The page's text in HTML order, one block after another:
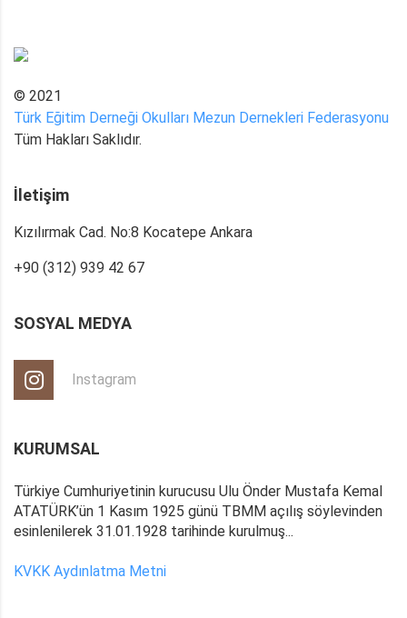
© 2021
Türk Eğitim Derneği Okulları Mezun Dernekleri Federasyonu
Tüm Hakları Saklıdır.
İletişim
Kızılırmak Cad. No:8 Kocatepe Ankara
+90 (312) 939 42 67
SOSYAL MEDYA
Instagram
KURUMSAL
Türkiye Cumhuriyetinin kurucusu Ulu Önder Mustafa Kemal
ATATÜRK’ün 1 Kasım 1925 günü TBMM açılış söylevinden
esinlenilerek 31.01.1928 tarihinde kurulmuş...
KVKK Aydınlatma Metni